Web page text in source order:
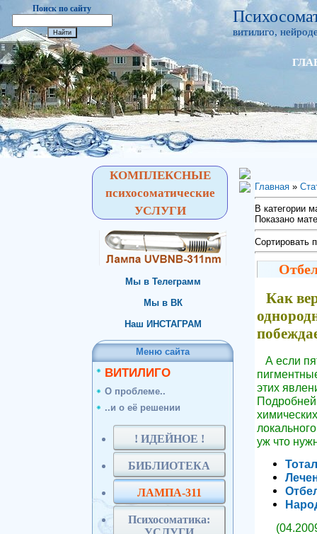
Поиск по сайту
витилиго,
КОМПЛЕКСНЫЕ
психосоматические
УСЛУГИ
Мы в Телеграмм
Мы в ВК
Наш ИНСТАГРАМ
Меню сайта
ВИТИЛИГО
О проблеме..
..и о её решении
! ИДЕЙНОЕ !
БИБЛИОТЕКА
ЛАМПА-311
Психосоматика:
Главная »
В категории
Показано
Сортировать
Как
А если
этих
уж что